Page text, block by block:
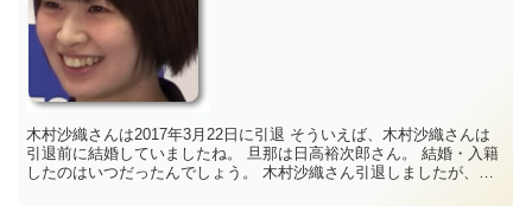
木村沙織さんは2017年3月22日に引退 そういえば、木村沙織さんは
引退前に結婚していましたね。 旦那は日高裕次郎さん。 結婚・入籍
したのはいつだったんでしょう。 木村沙織さん引退しましたが、引